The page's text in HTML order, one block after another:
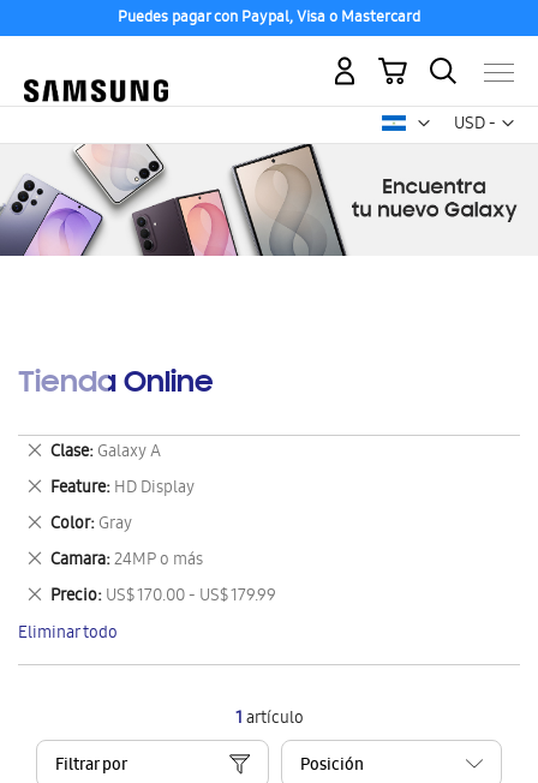
Puedes pagar con Paypal, Visa o Mastercard
USD -
dólar
Mi carrito
Tienda Online
1artículo
Filtrar por
Clase Galaxy A
Eliminar
este
artículo
Feature HD Display
Eliminar
este
artículo
Color Gray
Eliminar
este
artículo
Camara 24MP o más
Eliminar
este
artículo
Precio US$ 170.00 - US$ 179.99
Eliminar
este
artículo
Eliminar todo